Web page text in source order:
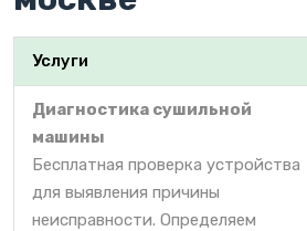
Услуги
Диагностика сушильной
машины
Бесплатная проверка устройства
для выявления причины
неисправности. Определяем